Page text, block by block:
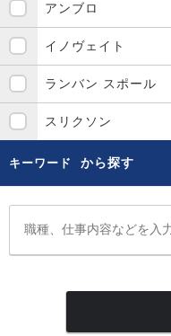
アンブロ
イノヴェイト
ランバン スポール
スリクソン
キーワード から探す